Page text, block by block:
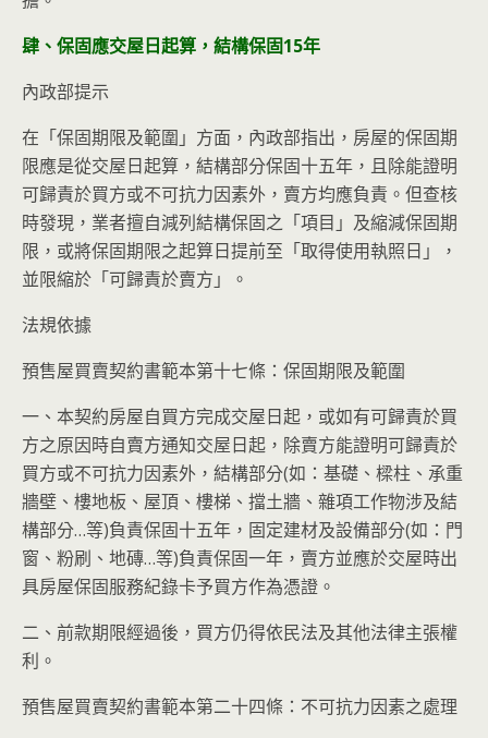
肆、保固應交屋日起算，結構保固15年
內政部提示
在「保固期限及範圍」方面，內政部指出，房屋的保固期
限應是從交屋日起算，結構部分保固十五年，且除能證明
可歸責於買方或不可抗力因素外，賣方均應負責。但查核
時發現，業者擅自減列結構保固之「項目」及縮減保固期
限，或將保固期限之起算日提前至「取得使用執照日」，
並限縮於「可歸責於賣方」。
法規依據
預售屋買賣契約書範本第十七條：保固期限及範圍
一、本契約房屋自買方完成交屋日起，或如有可歸責於買
方之原因時自賣方通知交屋日起，除賣方能證明可歸責於
買方或不可抗力因素外，結構部分(如：基礎、樑柱、承重
牆壁、樓地板、屋頂、樓梯、擋土牆、雜項工作物涉及結
構部分…等)負責保固十五年，固定建材及設備部分(如：門
窗、粉刷、地磚…等)負責保固一年，賣方並應於交屋時出
具房屋保固服務紀錄卡予買方作為憑證。
二、前款期限經過後，買方仍得依民法及其他法律主張權
利。
預售屋買賣契約書範本第二十四條：不可抗力因素之處理